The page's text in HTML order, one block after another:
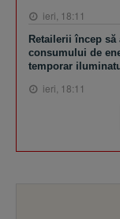
ieri, 18:11
Retailerii încep
consumului de
temporar
ieri, 18:11